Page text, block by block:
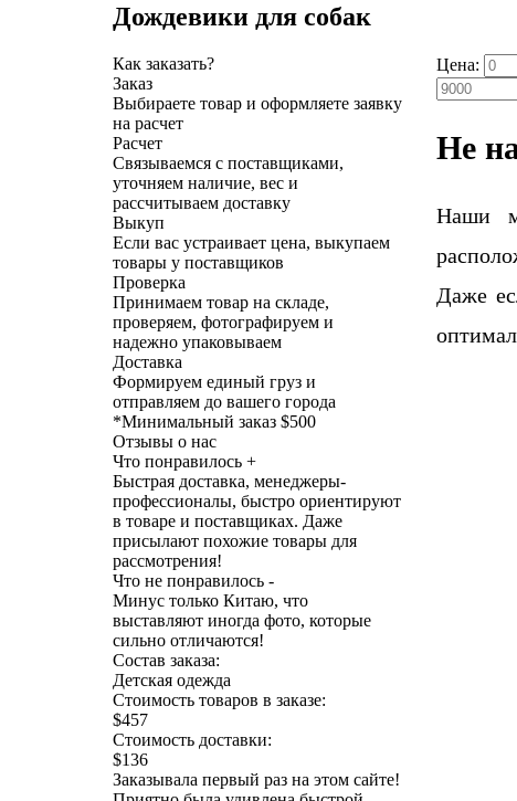
Дождевики для собак
Как заказать?
Заказ
Выбираете товар и оформляете заявку
на расчет
Расчет
Связываемся с поставщиками,
уточняем наличие, вес и
рассчитываем доставку
Выкуп
Если вас устраивает цена, выкупаем
товары у поставщиков
Проверка
Принимаем товар на складе,
проверяем, фотографируем и
надежно упаковываем
Доставка
Формируем единый груз и
отправляем до вашего города
*Минимальный заказ $500
Отзывы о нас
Что понравилось +
Быстрая доставка, менеджеры-
профессионалы, быстро ориентируют
в товаре и поставщиках. Даже
присылают похожие товары для
рассмотрения!
Что не понравилось -
Минус только Китаю, что
выставляют иногда фото, которые
сильно отличаются!
Состав заказа:
Детская одежда
Стоимость товаров в заказе:
$457
Стоимость доставки:
$136
Заказывала первый раз на этом сайте!
Цена:
Не
Наши
Даже